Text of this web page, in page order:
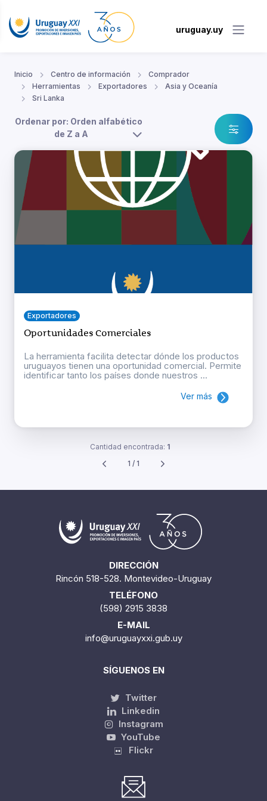
uruguay.uy
Inicio Centro de información
Comprador
Herramientas
Exportadores
Asia y Oceanía
Sri Lanka
Ordenar por: Orden alfabético
de Z a A
Exportadores
Oportunidades Comerciales
La herramienta facilita detectar dónde los productos
uruguayos tienen una oportunidad comercial. Permite
identificar tanto los países donde nuestros ...
Ver más
Cantidad encontrada: 1
1 / 1
DIRECCIÓN
Rincón 518-528. Montevideo-Uruguay
TELÉFONO
(598) 2915 3838
E-MAIL
info@uruguayxxi.gub.uy
SÍGUENOS EN
Twitter
Linkedin
Instagram
YouTube
Flickr